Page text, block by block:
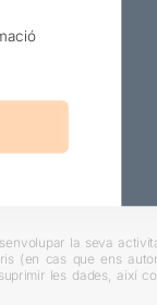
la seva
(en cas que ens
les dades, així